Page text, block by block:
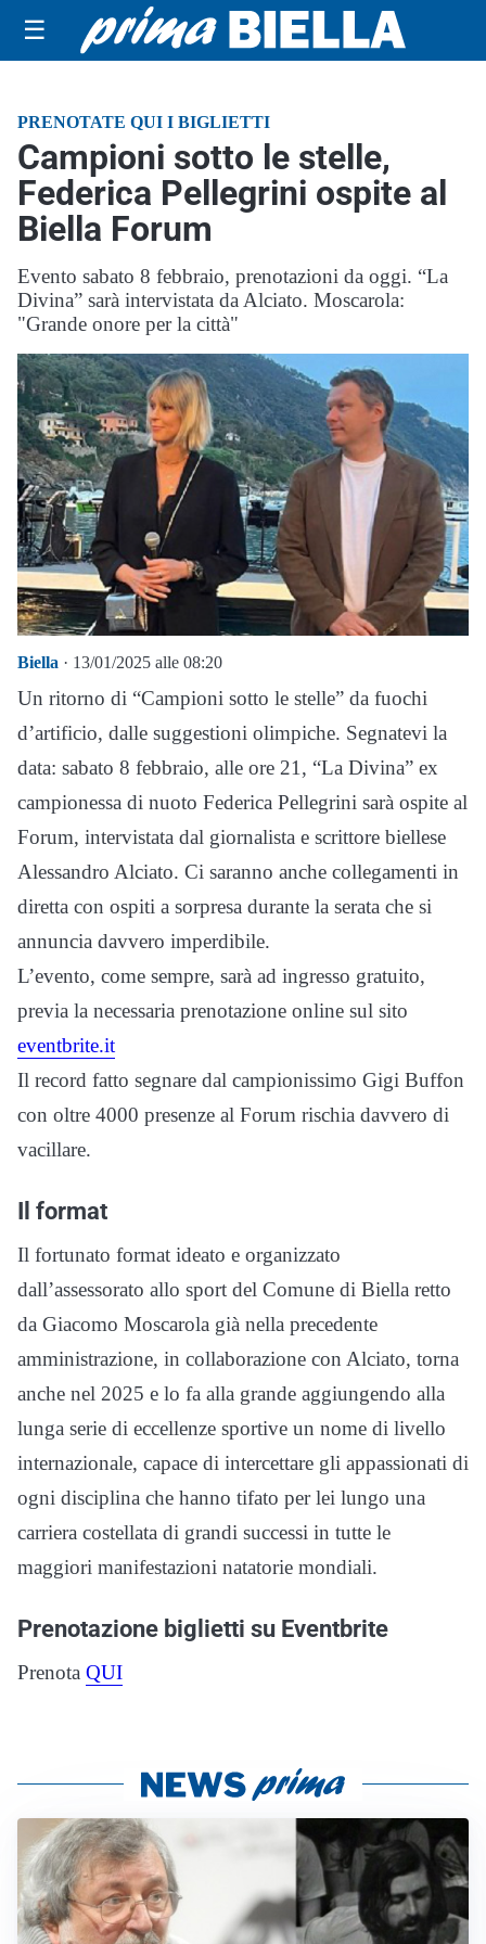
☰
PRENOTATE QUI I BIGLIETTI
Campioni sotto le stelle,
Federica Pellegrini ospite al
Biella Forum
Evento sabato 8 febbraio, prenotazioni da oggi. “La
Divina” sarà intervistata da Alciato. Moscarola:
"Grande onore per la città"
Biella · 13/01/2025 alle 08:20
Un ritorno di “Campioni sotto le stelle” da fuochi
d’artificio, dalle suggestioni olimpiche. Segnatevi la
data: sabato 8 febbraio, alle ore 21, “La Divina” ex
campionessa di nuoto Federica Pellegrini sarà ospite al
Forum, intervistata dal giornalista e scrittore biellese
Alessandro Alciato. Ci saranno anche collegamenti in
diretta con ospiti a sorpresa durante la serata che si
annuncia davvero imperdibile.
L’evento, come sempre, sarà ad ingresso gratuito,
previa la necessaria prenotazione online sul sito
eventbrite.it
Il record fatto segnare dal campionissimo Gigi Buffon
con oltre 4000 presenze al Forum rischia davvero di
vacillare.
Il format
Il fortunato format ideato e organizzato
dall’assessorato allo sport del Comune di Biella retto
da Giacomo Moscarola già nella precedente
amministrazione, in collaborazione con Alciato, torna
anche nel 2025 e lo fa alla grande aggiungendo alla
lunga serie di eccellenze sportive un nome di livello
internazionale, capace di intercettare gli appassionati di
ogni disciplina che hanno tifato per lei lungo una
carriera costellata di grandi successi in tutte le
maggiori manifestazioni natatorie mondiali.
Prenotazione biglietti su Eventbrite
Prenota QUI